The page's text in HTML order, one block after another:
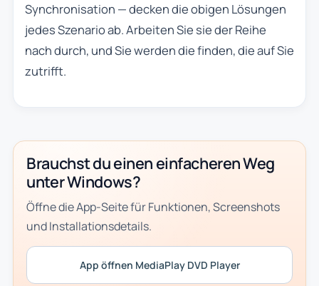
Synchronisation — decken die obigen Lösungen
jedes Szenario ab. Arbeiten Sie sie der Reihe
nach durch, und Sie werden die finden, die auf Sie
zutrifft.
Brauchst du einen einfacheren Weg
unter Windows?
Öffne die App-Seite für Funktionen, Screenshots
und Installationsdetails.
App öffnen MediaPlay DVD Player